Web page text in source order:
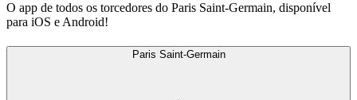
O app de todos os torcedores do Paris Saint-Germain, disponível
para iOS e Android!
Paris Saint-Germain